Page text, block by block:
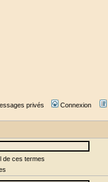
privés Connexion
de ces termes